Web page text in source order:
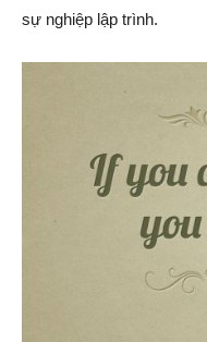
sự nghiệp lập trình.